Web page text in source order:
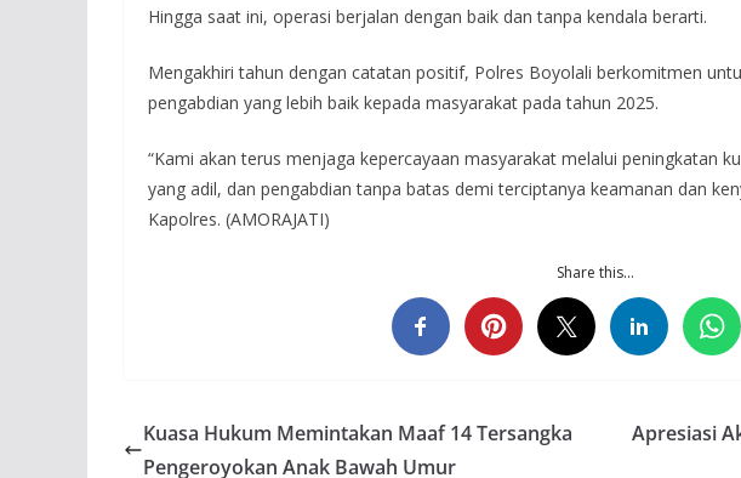
Hingga saat ini, operasi berjalan dengan baik dan tanpa kendala berarti.
Mengakhiri tahun dengan catatan positif, Polres Boyolali berkomitmen
pengabdian yang lebih baik kepada masyarakat pada tahun 2025.
“Kami akan terus menjaga kepercayaan masyarakat melalui peningkatan
yang adil, dan pengabdian tanpa batas demi terciptanya keamanan dan
Kapolres. (AMORAJATI)
Share this…
Kuasa Hukum Memintakan Maaf 14 Tersangka
Pengeroyokan Anak Bawah Umur
Apresiasi